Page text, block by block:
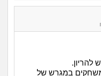
להריון.
במגרש של